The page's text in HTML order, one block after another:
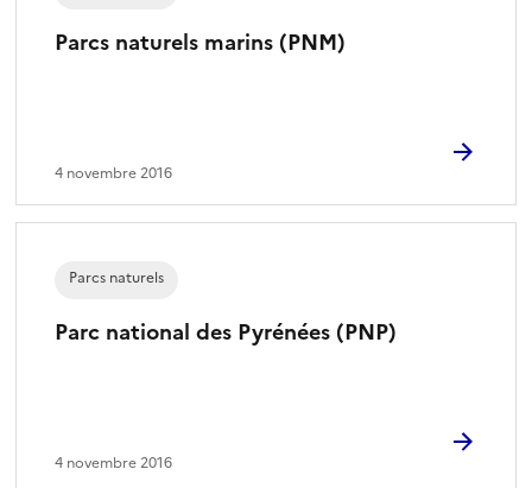
Parcs naturels marins (PNM)
4 novembre 2016
Parc national des Pyrénées (PNP)
Parcs naturels
4 novembre 2016